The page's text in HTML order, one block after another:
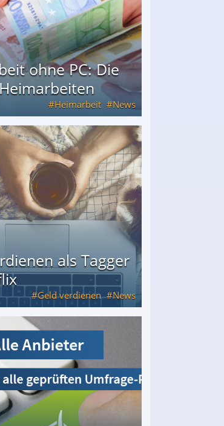
ohne PC: Die
Heimarbeit News
als Tagger
Geld verdienen News